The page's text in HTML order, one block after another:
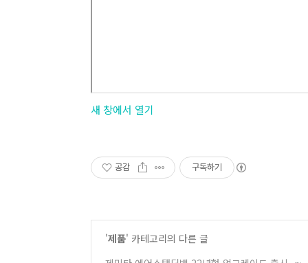
새 창에서 열기
공감 구독하기
'제품' 카테고리의 다른 글